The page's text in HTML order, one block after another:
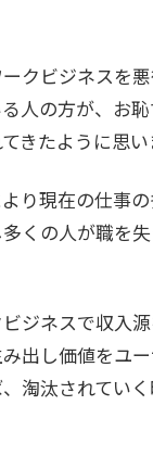
クビジネスを
人の方が、お
きたように思い
り現在の仕事
くの人が職を
ジネスで収入源
出し価値をユ
淘汰されてい